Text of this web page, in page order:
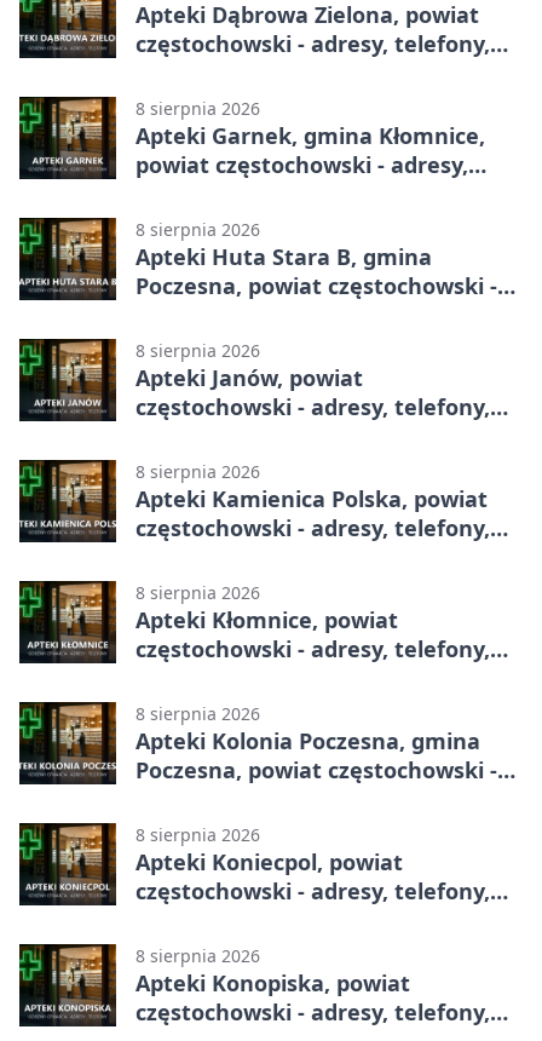
Apteki Dąbrowa Zielona, powiat
częstochowski - adresy, telefony,
8 sierpnia 2026
Apteki Garnek, gmina Kłomnice,
powiat częstochowski - adresy,
8 sierpnia 2026
Apteki Huta Stara B, gmina
Poczesna, powiat częstochowski -
8 sierpnia 2026
Apteki Janów, powiat
częstochowski - adresy, telefony,
8 sierpnia 2026
Apteki Kamienica Polska, powiat
częstochowski - adresy, telefony,
8 sierpnia 2026
Apteki Kłomnice, powiat
częstochowski - adresy, telefony,
8 sierpnia 2026
Apteki Kolonia Poczesna, gmina
Poczesna, powiat częstochowski -
8 sierpnia 2026
Apteki Koniecpol, powiat
częstochowski - adresy, telefony,
8 sierpnia 2026
Apteki Konopiska, powiat
częstochowski - adresy, telefony,